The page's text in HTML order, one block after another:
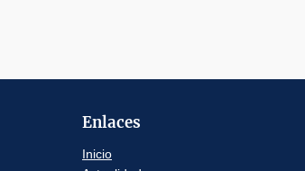
Enlaces
Inicio